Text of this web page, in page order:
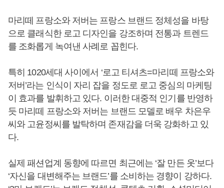
마리떼 프랑소와 저버는 프랑스 브랜드 정체성을 바탕
으로 클래식한 로고 디자인을 강조하며 전통과 트렌드
를 조화롭게 녹여낸 사례로 꼽힌다.
특히 1020세대 사이에서 ‘로고 티셔츠=마리떼 프랑소와
저버’라는 인식이 자리 잡을 정도로 로고 중심의 마케팅
이 효과를 발휘하고 있다. 이러한 대중적 인기를 반영하
듯 마리떼 프랑소와 저버는 브랜드 모델로 배우 차은우
씨와 고윤정씨를 발탁하며 존재감을 더욱 강화하고 있
다.
실제 패션업계 동향에 따르면 최근에는 ‘잘 만든 옷’보다
‘자신을 대변해주는 브랜드’를 소비하는 경향이 강하다.